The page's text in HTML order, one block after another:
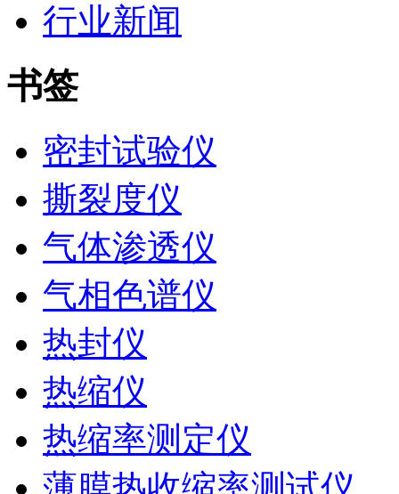
行业新闻
书签
密封试验仪
撕裂度仪
气体渗透仪
气相色谱仪
热封仪
热缩仪
热缩率测定仪